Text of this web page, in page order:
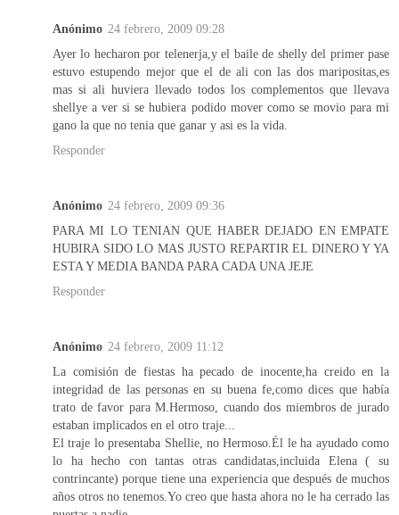
Anónimo 24 febrero, 2009 09:28
Ayer lo hecharon por telenerja,y el baile de shelly del primer pase
estuvo estupendo mejor que el de ali con las dos maripositas,es
mas si ali huviera llevado todos los complementos que llevava
shellye a ver si se hubiera podido mover como se movio para mi
gano la que no tenia que ganar y asi es la vida.
Responder
Anónimo 24 febrero, 2009 09:36
PARA MI LO TENIAN QUE HABER DEJADO EN EMPATE
HUBIRA SIDO LO MAS JUSTO REPARTIR EL DINERO Y YA
ESTA Y MEDIA BANDA PARA CADA UNA JEJE
Responder
Anónimo 24 febrero, 2009 11:12
La comisión de fiestas ha pecado de inocente,ha creido en la
integridad de las personas en su buena fe,como dices que había
trato de favor para M.Hermoso, cuando dos miembros de jurado
estaban implicados en el otro traje...
El traje lo presentaba Shellie, no Hermoso.Él le ha ayudado como
lo ha hecho con tantas otras candidatas,incluida Elena ( su
contrincante) porque tiene una experiencia que después de muchos
años otros no tenemos.Yo creo que hasta ahora no le ha cerrado las